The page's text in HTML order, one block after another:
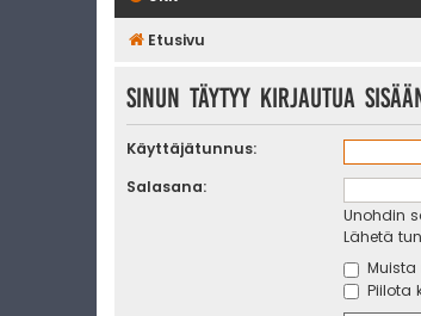
Etusivu
Sinun täytyy kirjautua
Käyttäjätunnus:
Salasana:
Unohdin
Lähetä
Piilota